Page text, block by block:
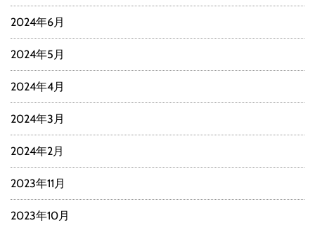
2024年6月
2024年5月
2024年4月
2024年3月
2024年2月
2023年11月
2023年10月